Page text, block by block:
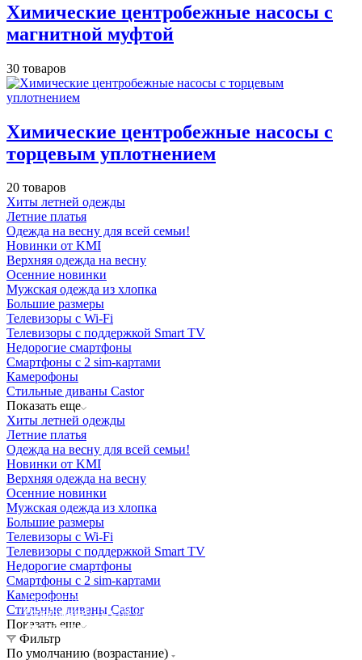
Химические центробежные насосы с
магнитной муфтой
30 товаров
Химические центробежные насосы с
торцевым уплотнением
20 товаров
Хиты летней одежды
Летние платья
Одежда на весну для всей семьи!
Новинки от KMI
Верхняя одежда на весну
Осенние новинки
Мужская одежда из хлопка
Большие размеры
Телевизоры с Wi-Fi
Телевизоры с поддержкой Smart TV
Недорогие смартфоны
Смартфоны с 2 sim-картами
Камерофоны
Стильные диваны Castor
Показать еще
Хиты летней одежды
Летние платья
Одежда на весну для всей семьи!
Новинки от KMI
Верхняя одежда на весну
Осенние новинки
Мужская одежда из хлопка
Большие размеры
Телевизоры с Wi-Fi
Телевизоры с поддержкой Smart TV
Недорогие смартфоны
Смартфоны с 2 sim-картами
Камерофоны
Стильные диваны Castor
Показать еще
Фильтр
По умолчанию (возрастание)
Освещение
Здания префектуры ТиНАО
Освещение
Калужский завод путевых машин и гидроприводов
Освещение
СТРОИТЕЛЬНЫЙ ГИПЕРМАРКЕТ «ЛЕРУА
МЕРЛЕН»
Освещение
Железнодорожный вокзал Арзамас-1